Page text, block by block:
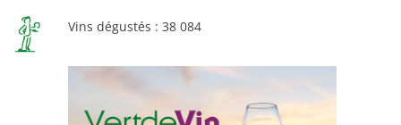
Vins dégustés : 38 084